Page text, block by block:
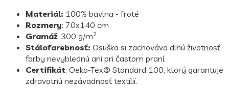
Materiál: 100% bavlna - froté
Rozmery: 70x140 cm
Gramáž: 300 g/m2
Stálofarebnosť: Osuška si zachováva dlhú životnosť,
farby nevyblednú ani pri častom praní.
Certifikát: Oeko-Tex® Standard 100, ktorý garantuje
zdravotnú nezávadnosť textílií.